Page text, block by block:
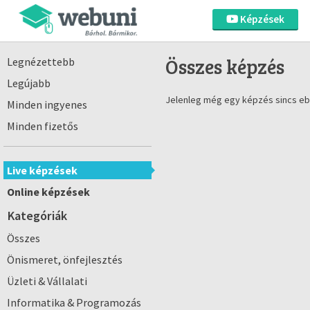
Képzések
Legnézettebb
Legújabb
Minden ingyenes
Minden fizetős
Live képzések
Online képzések
Kategóriák
Összes
Önismeret, önfejlesztés
Üzleti & Vállalati
Informatika & Programozás
Összes képzés
Jelenleg még egy képzés sincs